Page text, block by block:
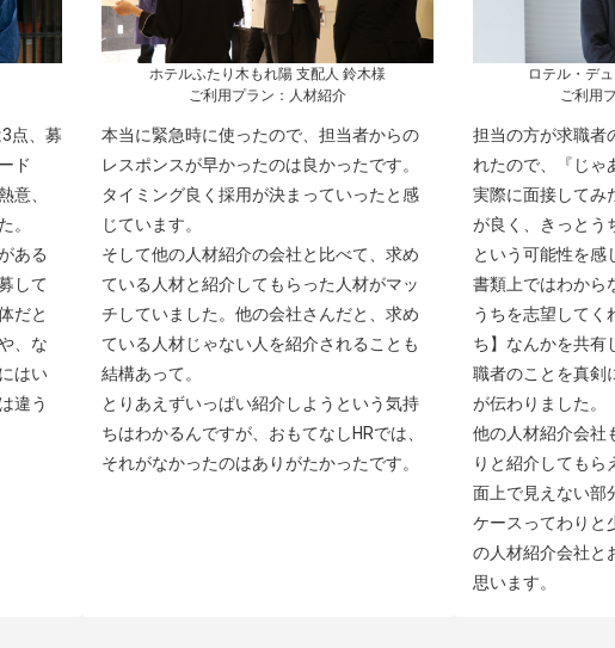
点、募
ド
意、
。
ある
して
だと
、な
はい
違う
ホテルふたり木もれ陽 支配人 鈴木様
ご利用プラン：人材紹介
本当に緊急時に使ったので、担当者からの
レスポンスが早かったのは良かったです。
タイミング良く採用が決まっていったと感
じています。
そして他の人材紹介の会社と比べて、求め
ている人材と紹介してもらった人材がマッ
チしていました。他の会社さんだと、求め
ている人材じゃない人を紹介されることも
結構あって。
とりあえずいっぱい紹介しようという気持
ちはわかるんですが、おもてなしHRでは、
それがなかったのはありがたかったです。
ロテル・デ
ご利用
担当の方が求職者
れたので、『じゃ
実際に面接してみ
が良く、きっとう
という可能性を感
書類上ではわから
うちを志望してく
ち】なんかを共有
職者のことを真剣
が伝わりました。
他の人材紹介会社
りと紹介してもら
面上で見えない部
ケースってわりと
の人材紹介会社と
思います。